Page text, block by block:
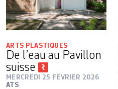
ARTS PLASTIQUES
De l’eau au Pavillon
suisse
MERCREDI 25 FÉVRIER 2026
ATS